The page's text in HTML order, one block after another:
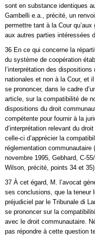
sont en substance identiques
Gambelli e.a., précité, un
permettre tant à la Cour
aux autres parties intéressées
36 En ce qui concerne la
du système de coopération
l’interprétation des
nationales et non à la Cour, et
se prononcer, dans le cadre
article, sur la compatibilité de
dispositions du droit
compétente pour fournir à la
d’interprétation relevant du
celle‑ci d’apprécier la
réglementation
novembre 1995, Gebhard,
Wilson, précité, points 34 et
37 À cet égard, M. l’avocat
ses conclusions, que la teneur
préjudiciel par le Tribunale di
se prononcer sur la
avec le droit communautaire.
pas répondre à cette question